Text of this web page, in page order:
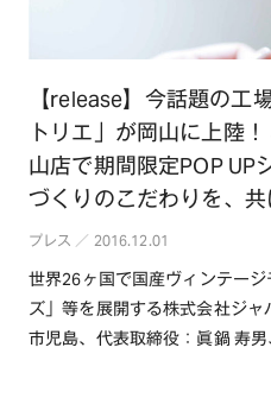
【release】今話題の工
トリエ」が岡山に上陸
山店で期間限定POP UP
づくりのこだわりを、
プレス ／ 2016.12.01
世界26ヶ国で国産ヴィンテー
ズ」等を展開する株式会社ジ
市児島、代表取締役：眞鍋 寿男